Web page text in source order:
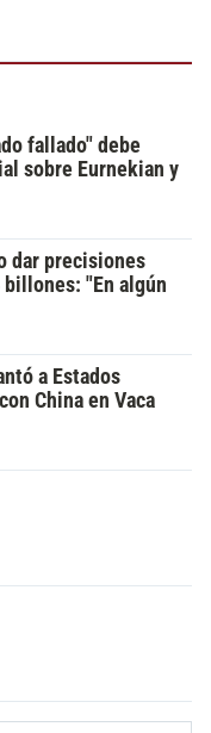
fallado" debe
sobre Eurnekian y
dar precisiones
"En algún
a Estados
China en Vaca